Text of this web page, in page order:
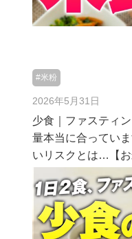
#米粉
2026年5月31日
少食｜ファスティ
量本当に合ってい
いリスクとは…【お